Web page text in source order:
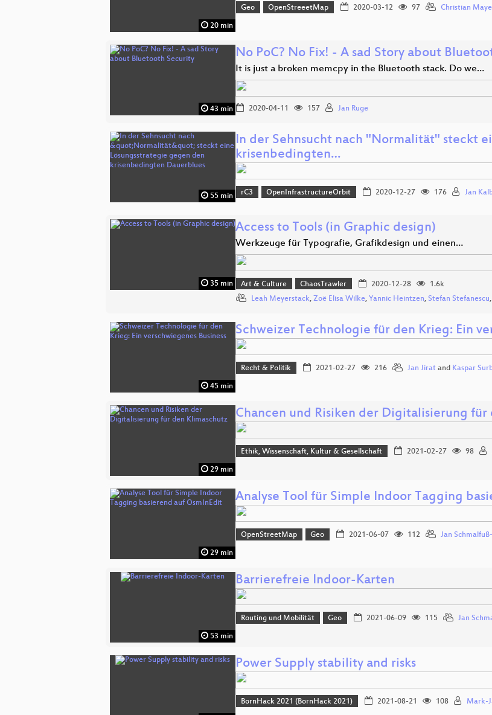
20 min
Geo OpenStreeetMap 2020-03-12 97 Christian
43 min
No PoC? No Fix! - A sad Story about
It is just a broken memcpy in the Bluetooth stack. Do we…
2020-04-11 157 Jan Ruge
55 min
In der Sehnsucht nach "Normalität" steckt
krisenbedingten…
rC3 OpenInfrastructureOrbit 2020-12-27 176 Jan
35 min
Access to Tools (in Graphic design)
Werkzeuge für Typografie, Grafikdesign und einen…
Art & Culture ChaosTrawler 2020-12-28
1.6k
Leah Meyerstack, Zoë Elisa Wilke, Yannic Heintzen, Stefan Stefanescu,
45 min
Schweizer Technologie für den Krieg: Ein
Recht & Politik 2021-02-27 216 Jan Jiratand Kaspar
29 min
Chancen und Risiken der Digitalisierung für
Ethik, Wissenschaft, Kultur & Gesellschaft 2021-02-27 98
29 min
Analyse Tool für Simple Indoor Tagging
OpenStreetMap Geo 2021-06-07 112 Jan
53 min
Barrierefreie Indoor-Karten
Routing und Mobilität Geo 2021-06-09 115 Jan
Power Supply stability and risks
BornHack 2021 (BornHack 2021) 2021-08-21 108 Mark-